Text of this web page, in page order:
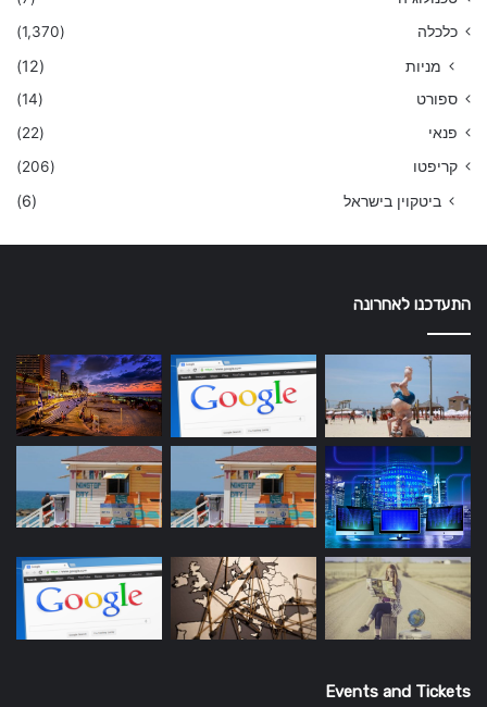
כלכלה
(1,370)
מניות (12)
ספורט
(14)
פנאי
(22)
קריפטו
(206)
ביטקוין בישראל (6)
התעדכנו לאחרונה
Events and Tickets